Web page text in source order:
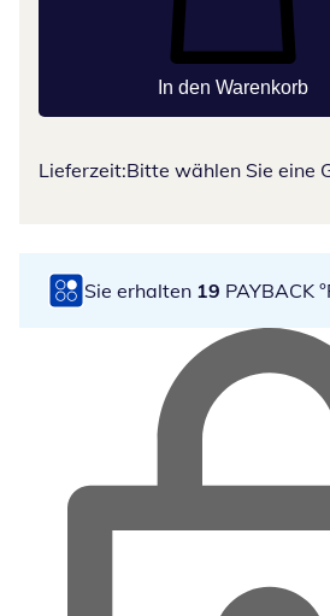
In den Warenkorb
Lieferzeit:Bitte wählen Sie eine
Sie erhalten 19 PAYBACK